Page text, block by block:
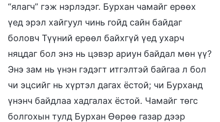
“ялагч” гэж нэрлэдэг. Бурхан чамайг ерөөх
үед эрэл хайгуул чинь гойд сайн байдаг
боловч Түүний ерөөл байхгүй үед ухарч
няцдаг бол энэ нь цэвэр ариун байдал мөн үү?
Энэ зам нь үнэн гэдэгт итгэлтэй байгаа л бол
чи эцсийг нь хүртэл дагах ёстой; чи Бурханд
үнэнч байдлаа хадгалах ёстой. Чамайг төгс
болгохын тулд Бурхан Өөрөө газар дээр